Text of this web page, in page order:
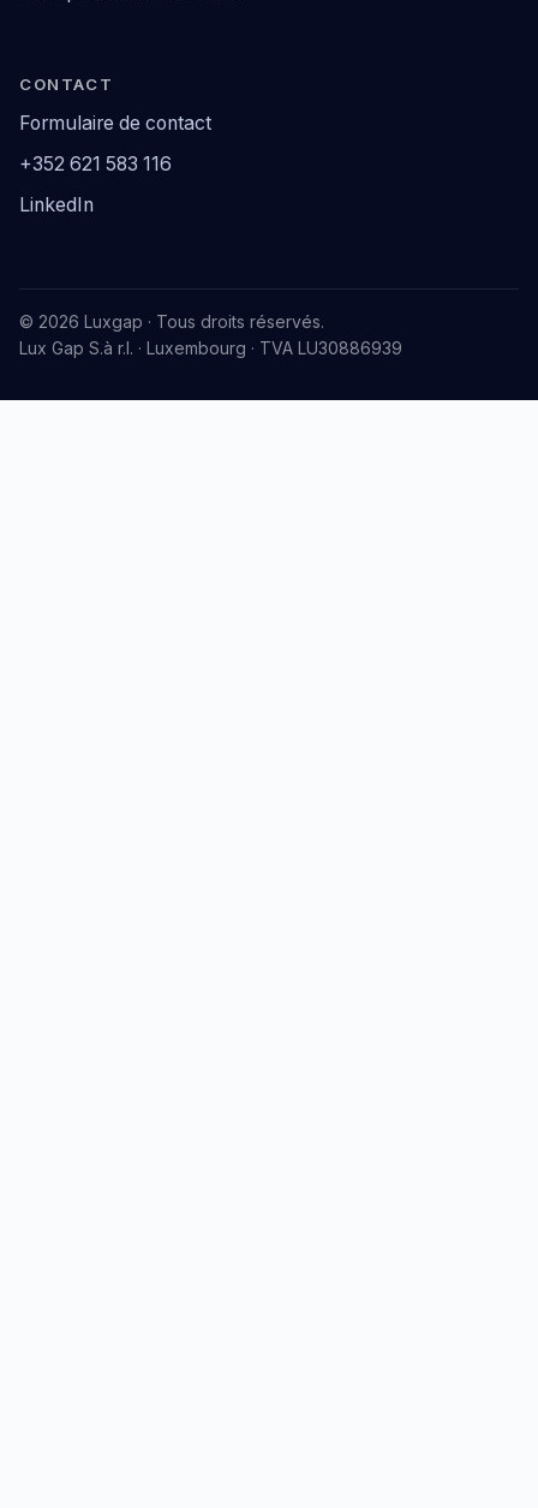
CONTACT
Formulaire de contact
+352 621 583 116
LinkedIn
© 2026 Luxgap · Tous droits réservés.
Lux Gap S.à r.l. · Luxembourg · TVA LU30886939